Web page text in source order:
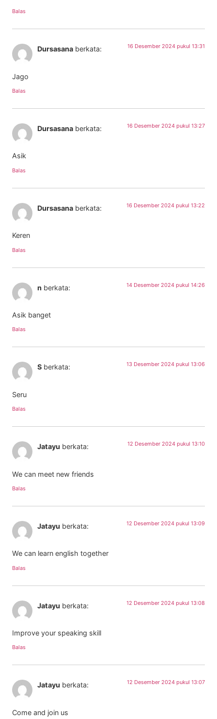
Balas
Dursasana berkata: 16 Desember 2024 pukul 13:31
Jago
Balas
Dursasana berkata: 16 Desember 2024 pukul 13:27
Asik
Balas
Dursasana berkata: 16 Desember 2024 pukul 13:22
Keren
Balas
n berkata: 14 Desember 2024 pukul 14:26
Asik banget
Balas
S berkata: 13 Desember 2024 pukul 13:06
Seru
Balas
Jatayu berkata: 12 Desember 2024 pukul 13:10
We can meet new friends
Balas
Jatayu berkata: 12 Desember 2024 pukul 13:09
We can learn english together
Balas
Jatayu berkata: 12 Desember 2024 pukul 13:08
Improve your speaking skill
Balas
Jatayu berkata: 12 Desember 2024 pukul 13:07
Come and join us